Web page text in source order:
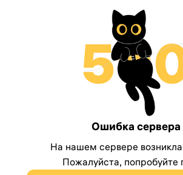
Ошибка сервера
На нашем сервере
Пожалуйста, попробуйте